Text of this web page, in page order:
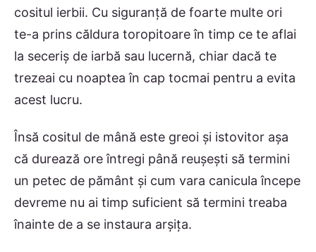
cositul ierbii. Cu siguranţă de foarte multe ori
te-a prins căldura toropitoare în timp ce te aflai
la seceriş de iarbă sau lucernă, chiar dacă te
trezeai cu noaptea în cap tocmai pentru a evita
acest lucru.
Însă cositul de mână este greoi şi istovitor aşa
că durează ore întregi până reuşeşti să termini
un petec de pământ şi cum vara canicula începe
devreme nu ai timp suficient să termini treaba
înainte de a se instaura arşiţa.